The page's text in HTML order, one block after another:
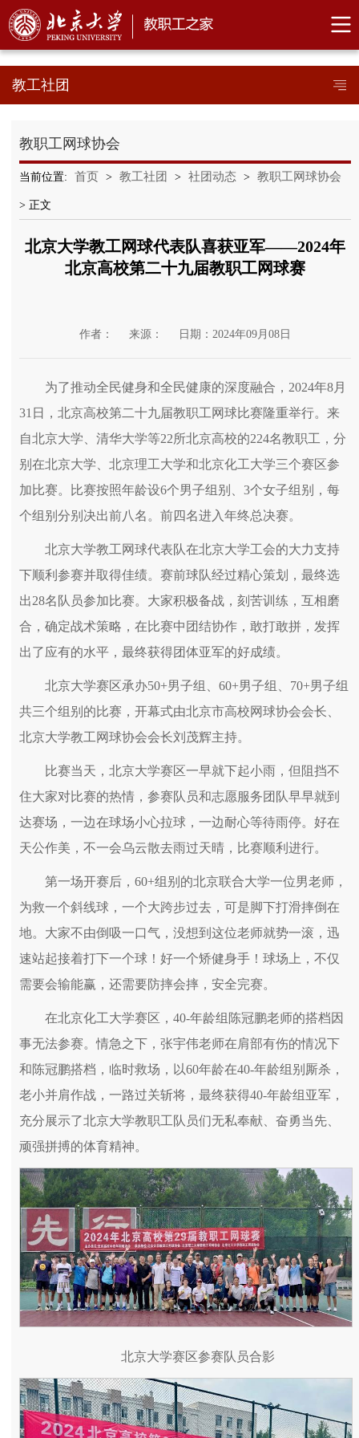
教工社团
教职工网球协会
当前位置: 首页 > 教工社团 > 社团动态 > 教职工网球协会
> 正文
北京大学教工网球代表队喜获亚军——2024年
北京高校第二十九届教职工网球赛
作者： 来源： 日期：2024年09月08日
为了推动全民健身和全民健康的深度融合，2024年8月
31日，北京高校第二十九届教职工网球比赛隆重举行。来
自北京大学、清华大学等22所北京高校的224名教职工，分
别在北京大学、北京理工大学和北京化工大学三个赛区参
加比赛。比赛按照年龄设6个男子组别、3个女子组别，每
个组别分别决出前八名。前四名进入年终总决赛。
北京大学教工网球代表队在北京大学工会的大力支持
下顺利参赛并取得佳绩。赛前球队经过精心策划，最终选
出28名队员参加比赛。大家积极备战，刻苦训练，互相磨
合，确定战术策略，在比赛中团结协作，敢打敢拼，发挥
出了应有的水平，最终获得团体亚军的好成绩。
北京大学赛区承办50+男子组、60+男子组、70+男子组
共三个组别的比赛，开幕式由北京市高校网球协会会长、
北京大学教工网球协会会长刘茂辉主持。
比赛当天，北京大学赛区一早就下起小雨，但阻挡不
住大家对比赛的热情，参赛队员和志愿服务团队早早就到
达赛场，一边在球场小心拉球，一边耐心等待雨停。好在
天公作美，不一会乌云散去雨过天晴，比赛顺利进行。
第一场开赛后，60+组别的北京联合大学一位男老师，
为救一个斜线球，一个大跨步过去，可是脚下打滑摔倒在
地。大家不由倒吸一口气，没想到这位老师就势一滚，迅
速站起接着打下一个球！好一个矫健身手！球场上，不仅
需要会输能赢，还需要防摔会摔，安全完赛。
在北京化工大学赛区，40-年龄组陈冠鹏老师的搭档因
事无法参赛。情急之下，张宇伟老师在肩部有伤的情况下
和陈冠鹏搭档，临时救场，以60年龄在40-年龄组别厮杀，
老小并肩作战，一路过关斩将，最终获得40-年龄组亚军，
充分展示了北京大学教职工队员们无私奉献、奋勇当先、
顽强拼搏的体育精神。
北京大学赛区参赛队员合影